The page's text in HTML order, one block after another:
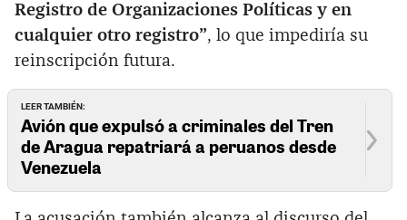
Registro de Organizaciones Políticas y en
cualquier otro registro”, lo que impediría su
reinscripción futura.
LEER TAMBIÉN:
Avión que expulsó a criminales del Tren
de Aragua repatriará a peruanos desde
Venezuela